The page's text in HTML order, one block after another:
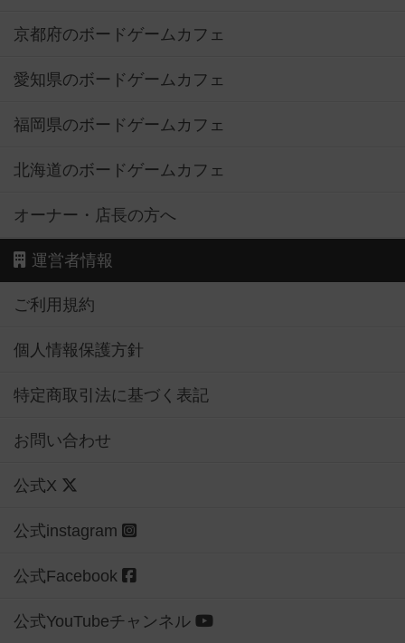
京都府のボードゲームカフェ
愛知県のボードゲームカフェ
福岡県のボードゲームカフェ
北海道のボードゲームカフェ
オーナー・店長の方へ
運営者情報
ご利用規約
個人情報保護方針
特定商取引法に基づく表記
お問い合わせ
公式X
公式instagram
公式Facebook
公式YouTubeチャンネル